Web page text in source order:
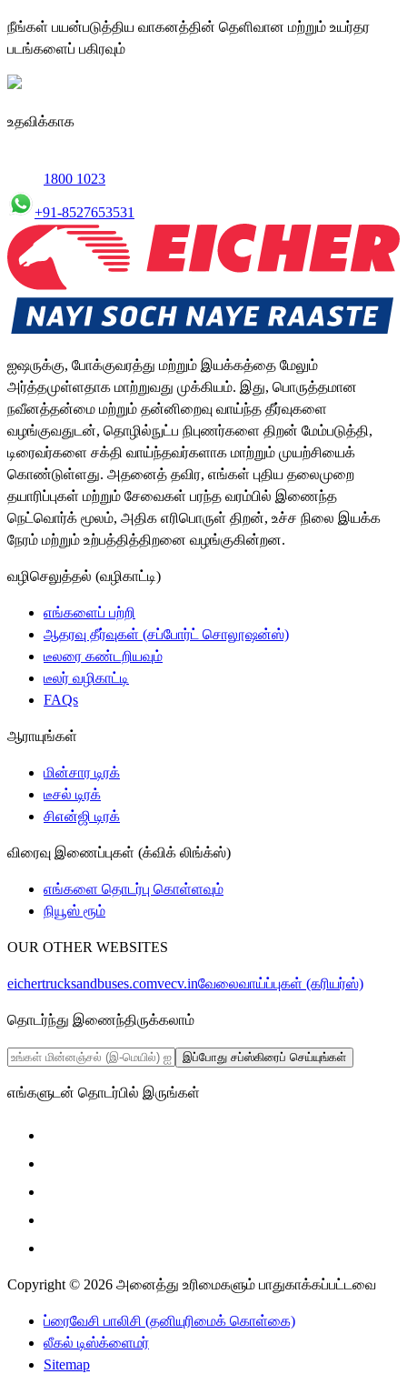
நீங்கள் பயன்படுத்திய வாகனத்தின் தெளிவான மற்றும் உயர்தர
படங்களைப் பகிரவும்
உதவிக்காக
1800 1023
+91-8527653531
ஐஷருக்கு, போக்குவரத்து மற்றும் இயக்கத்தை மேலும்
அர்த்தமுள்ளதாக மாற்றுவது முக்கியம். இது, பொருத்தமான
நவீனத்தன்மை மற்றும் தன்னிறைவு வாய்ந்த தீர்வுகளை
வழங்குவதுடன், தொழில்நுட்ப நிபுணர்களை திறன் மேம்படுத்தி,
டிரைவர்களை சக்தி வாய்ந்தவர்களாக மாற்றும் முயற்சியைக்
கொண்டுள்ளது. அதனைத் தவிர, எங்கள் புதிய தலைமுறை
தயாரிப்புகள் மற்றும் சேவைகள் பரந்த வரம்பில் இணைந்த
நெட்வொர்க் மூலம், அதிக எரிபொருள் திறன், உச்ச நிலை இயக்க
நேரம் மற்றும் உற்பத்தித்திறனை வழங்குகின்றன.
வழிசெலுத்தல் (வழிகாட்டி)
எங்களைப் பற்றி
ஆதரவு தீர்வுகள் (சப்போர்ட் சொலூஷன்ஸ்)
டீலரை கண்டறியவும்
டீலர் வழிகாட்டி
FAQs
ஆராயுங்கள்
மின்சார டிரக்
டீசல் டிரக்
சிஎன்ஜி டிரக்
விரைவு இணைப்புகள் (க்விக் லிங்க்ஸ்)
எங்களை தொடர்பு கொள்ளவும்
நியூஸ் ரூம்
OUR OTHER WEBSITES
eichertrucksandbuses.comvecv.inவேலைவாய்ப்புகள் (கரியர்ஸ்)
தொடர்ந்து இணைந்திருக்கலாம்
இப்போது சப்ஸ்கிரைப் செய்யுங்கள்
எங்களுடன் தொடர்பில் இருங்கள்
Copyright © 2026 அனைத்து உரிமைகளும் பாதுகாக்கப்பட்டவை
ப்ரைவேசி பாலிசி (தனியுரிமைக் கொள்கை)
லீகல் டிஸ்க்ளைமர்
Sitemap